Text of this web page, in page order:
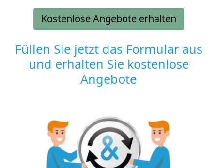
Kostenlose Angebote erhalten
Füllen Sie jetzt das Formular aus
und erhalten Sie kostenlose
Angebote